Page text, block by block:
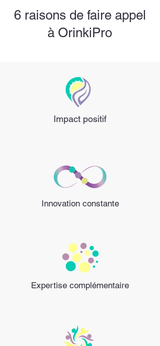
6 raisons de faire appel
à OrinkiPro
Impact positif
Innovation constante
Expertise complémentaire